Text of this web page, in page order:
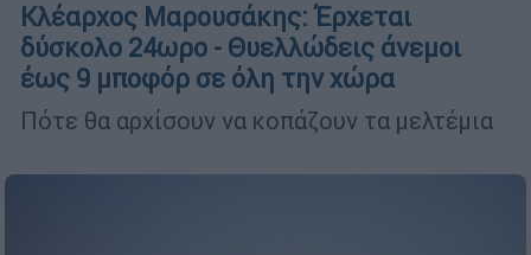
Κλέαρχος Μαρουσάκης: Έρχεται
δύσκολο 24ωρο - Θυελλώδεις άνεμοι
έως 9 μποφόρ σε όλη την χώρα
Πότε θα αρχίσουν να κοπάζουν τα μελτέμια